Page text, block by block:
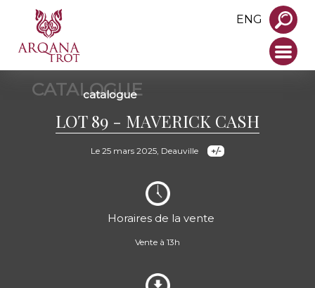
ENG
CATALOGUE
catalogue
LOT 89 - MAVERICK CASH
Le 25 mars 2025, Deauville
Horaires de la vente
Vente à 13h